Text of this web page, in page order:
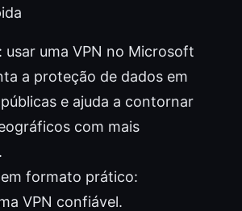
usar uma VPN no Microsoft
a proteção de dados em
e ajuda a contornar
com mais
formato prático:
VPN confiável.